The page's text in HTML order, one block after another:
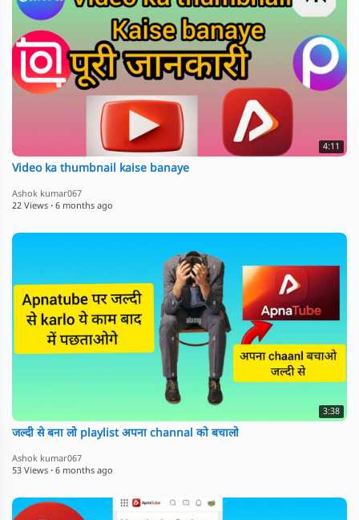
4:11
Video ka thumbnail kaise banaye
Ashok kumar067
22 Views · 6 months ago
3:38
जल्दी से बना लो playlist अपना channal को बचालो
Ashok kumar067
53 Views · 6 months ago